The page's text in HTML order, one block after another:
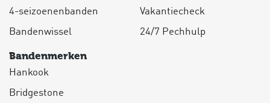
4-seizoenenbanden
Bandenwissel
Vakantiecheck
24/7 Pechhulp
Bandenmerken
Hankook
Bridgestone